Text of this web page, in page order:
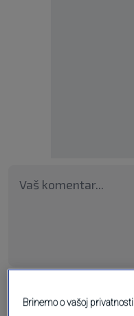
Brinemo o vašoj privatnosti